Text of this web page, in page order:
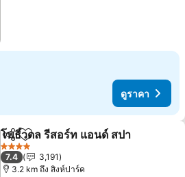
ดูราคา
แชร์ เพิ่มในรายการโปรด
โพธิ์วดล รีสอร์ท แอนด์ สปา
4 ดาว
7.4
3,191
3.2 km ถึง สิงห์ปาร์ค